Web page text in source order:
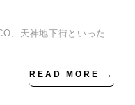
、天神地下街といった
READ MORE →